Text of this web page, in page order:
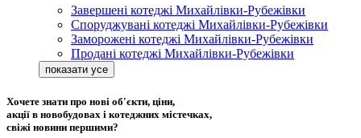
Завершені котеджі Михайлівки-Рубежівки
Споруджувані котеджі Михайлівки-Рубежівки
Заморожені котеджі Михайлівки-Рубежівки
Продані котеджі Михайлівки-Рубежівки
Хочете знати про нові об'єкти, ціни,
акції в новобудовах і котеджних містечках,
свіжі новини першими?